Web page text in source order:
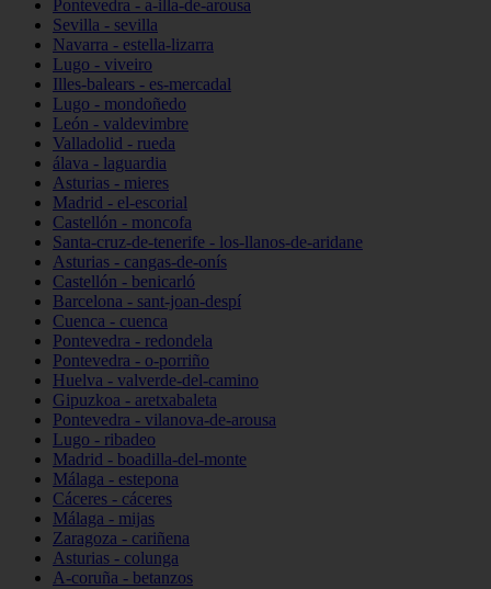
Pontevedra - a-illa-de-arousa
Sevilla - sevilla
Navarra - estella-lizarra
Lugo - viveiro
Illes-balears - es-mercadal
Lugo - mondoñedo
León - valdevimbre
Valladolid - rueda
álava - laguardia
Asturias - mieres
Madrid - el-escorial
Castellón - moncofa
Santa-cruz-de-tenerife - los-llanos-de-aridane
Asturias - cangas-de-onís
Castellón - benicarló
Barcelona - sant-joan-despí
Cuenca - cuenca
Pontevedra - redondela
Pontevedra - o-porriño
Huelva - valverde-del-camino
Gipuzkoa - aretxabaleta
Pontevedra - vilanova-de-arousa
Lugo - ribadeo
Madrid - boadilla-del-monte
Málaga - estepona
Cáceres - cáceres
Málaga - mijas
Zaragoza - cariñena
Asturias - colunga
A-coruña - betanzos